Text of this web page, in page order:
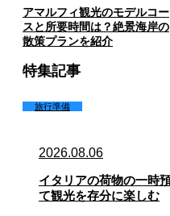
アマルフィ観光のモデルコー
スと所要時間は？絶景海岸の
散策プランを紹介
特集記事
旅行準備
2026.08.06
イタリアの荷物の一時
て観光を存分に楽しむ